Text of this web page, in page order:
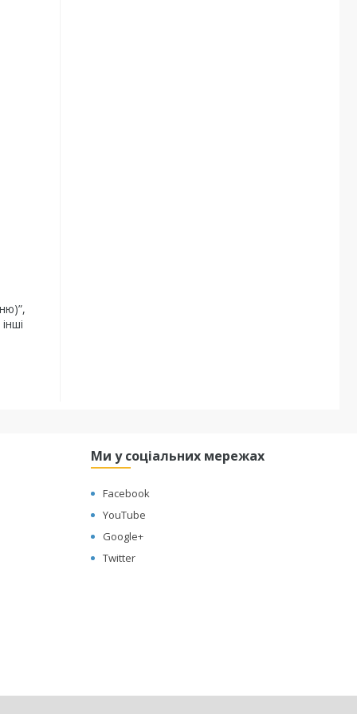
Ми у соціальних мережах
Facebook
YouTube
Google+
Twitter